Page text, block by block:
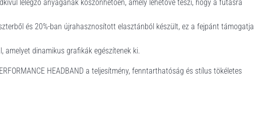
lélegző anyagának köszönhetően, amely lehetővé teszi, hogy a futásra
és 20%-ban újrahasznosított elasztánból készült, ez a fejpánt támogatja
amelyet dinamikus grafikák egészítenek ki.
HEADBAND a teljesítmény, fenntarthatóság és stílus tökéletes